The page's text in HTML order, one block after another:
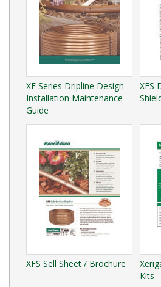
XF Series Dripline Design
Installation Maintenance
Guide
XFS
XFS Sell Sheet / Brochure
Kits